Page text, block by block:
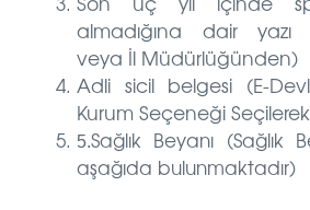
almadığına dair yazı
veya İl Müdürlüğünden)
Adli sicil belgesi (E-
Kurum Seçeneği
5.Sağlık Beyanı (Sağlık
aşağıda bulunmaktadır)